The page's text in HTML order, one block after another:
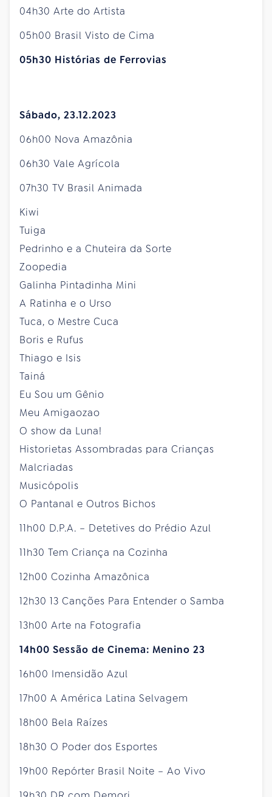
04h30 Arte do Artista
05h00 Brasil Visto de Cima
05h30 Histórias de Ferrovias
Sábado, 23.12.2023
06h00 Nova Amazônia
06h30 Vale Agrícola
07h30 TV Brasil Animada
Kiwi
Tuiga
Pedrinho e a Chuteira da Sorte
Zoopedia
Galinha Pintadinha Mini
A Ratinha e o Urso
Tuca, o Mestre Cuca
Boris e Rufus
Thiago e Isis
Tainá
Eu Sou um Gênio
Meu Amigaozao
O show da Luna!
Historietas Assombradas para Crianças
Malcriadas
Musicópolis
O Pantanal e Outros Bichos
11h00 D.P.A. – Detetives do Prédio Azul
11h30 Tem Criança na Cozinha
12h00 Cozinha Amazônica
12h30 13 Canções Para Entender o Samba
13h00 Arte na Fotografia
14h00 Sessão de Cinema: Menino 23
16h00 Imensidão Azul
17h00 A América Latina Selvagem
18h00 Bela Raízes
18h30 O Poder dos Esportes
19h00 Repórter Brasil Noite – Ao Vivo